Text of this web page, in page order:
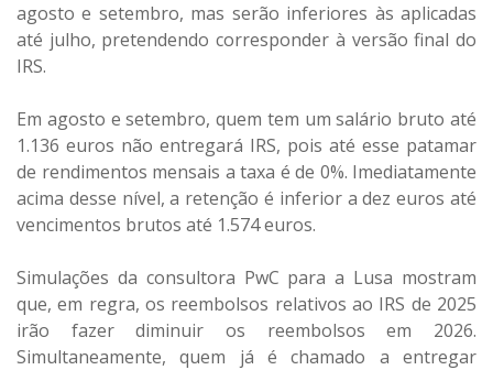
agosto e setembro, mas serão inferiores às aplicadas
até julho, pretendendo corresponder à versão final do
IRS.
Em agosto e setembro, quem tem um salário bruto até
1.136 euros não entregará IRS, pois até esse patamar
de rendimentos mensais a taxa é de 0%. Imediatamente
acima desse nível, a retenção é inferior a dez euros até
vencimentos brutos até 1.574 euros.
Simulações da consultora PwC para a Lusa mostram
que, em regra, os reembolsos relativos ao IRS de 2025
irão fazer diminuir os reembolsos em 2026.
Simultaneamente, quem já é chamado a entregar